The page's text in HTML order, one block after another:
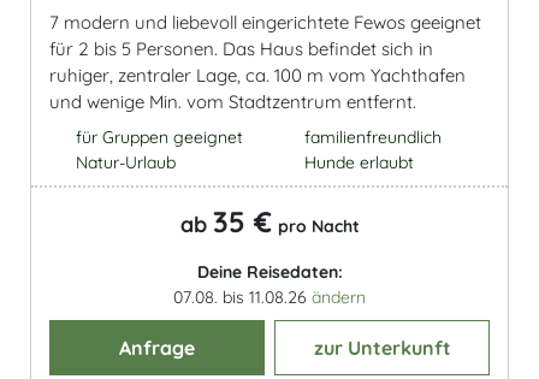
7 modern und liebevoll eingerichtete Fewos geeignet
für 2 bis 5 Personen. Das Haus befindet sich in
ruhiger, zentraler Lage, ca. 100 m vom Yachthafen
und wenige Min. vom Stadtzentrum entfernt.
für Gruppen geeignet
Natur-Urlaub
familienfreundlich
Hunde erlaubt
ab 35 € pro Nacht
Deine Reisedaten:
07.08. bis 11.08.26 ändern
Anfrage zur Unterkunft